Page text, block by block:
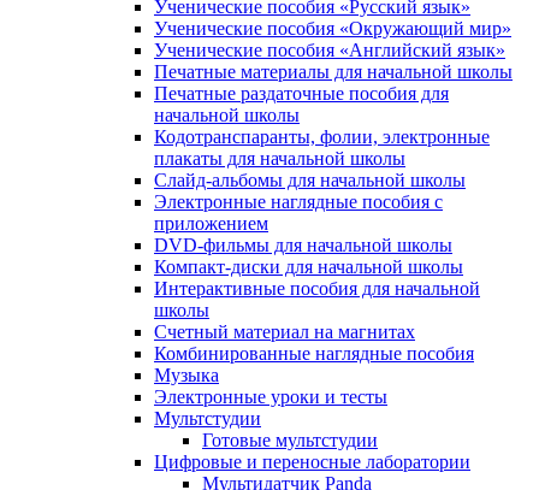
Ученические пособия «Русский язык»
Ученические пособия «Окружающий мир»
Ученические пособия «Английский язык»
Печатные материалы для начальной школы
Печатные раздаточные пособия для
начальной школы
Кодотранспаранты, фолии, электронные
плакаты для начальной школы
Слайд-альбомы для начальной школы
Электронные наглядные пособия с
приложением
DVD-фильмы для начальной школы
Компакт-диски для начальной школы
Интерактивные пособия для начальной
школы
Счетный материал на магнитах
Комбинированные наглядные пособия
Музыка
Электронные уроки и тесты
Мультстудии
Готовые мультстудии
Цифровые и переносные лаборатории
Мультидатчик Panda